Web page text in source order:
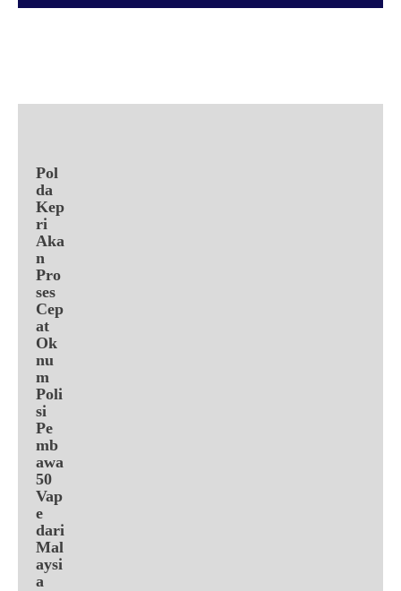
Pol
da
Kep
ri
Aka
n
Pro
ses
Cep
at
Ok
nu
m
Poli
si
Pe
mb
awa
50
Vap
e
dari
Mal
aysi
a